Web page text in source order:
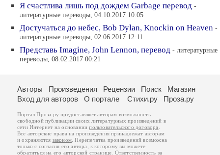
Я счастлива лишь под дождем Garbage перевод -
литературные переводы, 04.10.2017 10:05
Достучаться до небес, Bob Dylan, Knockin on Heaven -
литературные переводы, 02.06.2017 12:11
Представь Imagine, John Lennon, перевод - литературные
переводы, 08.02.2017 00:21
Авторы Произведения Рецензии Поиск
Магазин
Вход для авторов
О портале Стихи.ру Проза.ру
Портал Проза.ру предоставляет авторам возможность
свободной публикации своих литературных произведений в
сети Интернет на основаниипользовательского договора
Все авторские права на произведения принадлежат авторам
и охраняются законом . Перепечатка произведений возможна
только с согласия его автора, к которому вы можете
обратиться на его авторской странице. Ответственность за